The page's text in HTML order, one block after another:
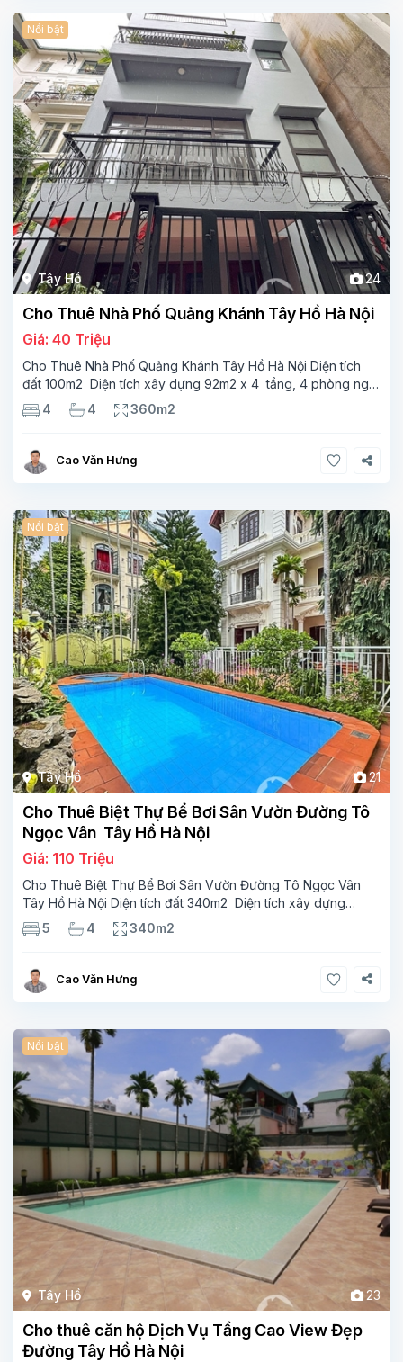
Tây Hồ 24
Nổi bật
Cho Thuê Nhà Phố Quảng Khánh Tây Hồ Hà Nội
Giá: 40 Triệu
Cho Thuê Nhà Phố Quảng Khánh Tây Hồ Hà Nội Diện tích
đất 100m2 Diện tích xây dựng 92m2 x 4 tầng, 4 phòng ngủ
3 phòng tắm Tầng 1 – phòng bếp-1wc Tầng 2– phòng khách
, 1 phòng ngủ,1 phòng tắm Tầng 3- 2
4 4 360m2
Cao Văn Hưng
Tây Hồ 21
Nổi bật
Cho Thuê Biệt Thự Bể Bơi Sân Vườn Đường Tô
Ngọc Vân Tây Hồ Hà Nội
Giá: 110 Triệu
Cho Thuê Biệt Thự Bể Bơi Sân Vườn Đường Tô Ngọc Vân
Tây Hồ Hà Nội Diện tích đất 340m2 Diện tích xây dựng
110m2 Xây 3 tầng, 5 phòng ngủ 4 phòng tắm Tầng 1, ,
phòng khách , phòng bếp-1wc Tầng 2, 3
5 4 340m2
Cao Văn Hưng
Tây Hồ 23
Nổi bật
Cho thuê căn hộ Dịch Vụ Tầng Cao View Đẹp
Đường Tây Hồ Hà Nội